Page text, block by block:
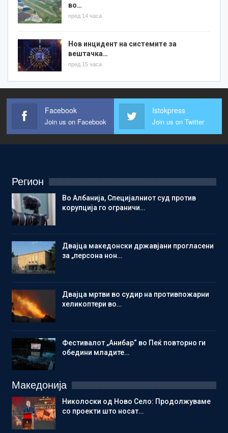
во…
пред 14 часа
Нов инцидент на системите за
вештачка…
пред 15 часа
Facebook
Join us on Facebook
Istokpress
Join us on Twitter
Регион
Во Албанија, Специјалниот суд против
корупција го ограничи…
Двајца македонски државјани прогласени
за „персона нон…
Двајца мртви во судир на противпожарни
хеликоптери во…
Фестивалот „Анибар“ во Пеќ повторно ги
обедини младите…
Македонија
Николоски од Ново Село: Продолжуваме
со проекти што носат…